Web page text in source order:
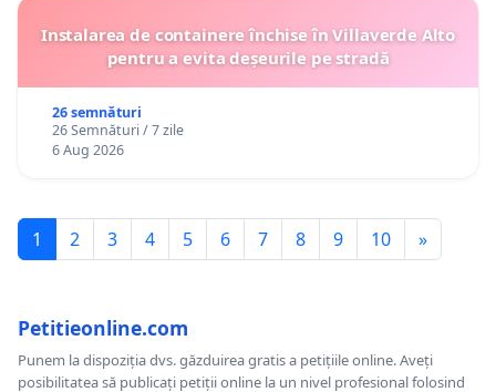
Instalarea de containere închise în Villaverde Alto
pentru a evita deșeurile pe stradă
26 semnături
26 Semnături / 7 zile
6 Aug 2026
1 2 3 4 5 6 7 8 9 10 »
Petitieonline.com
Punem la dispoziția dvs. găzduirea gratis a petițiile online. Aveți
posibilitatea să publicați petiții online la un nivel profesional folosind